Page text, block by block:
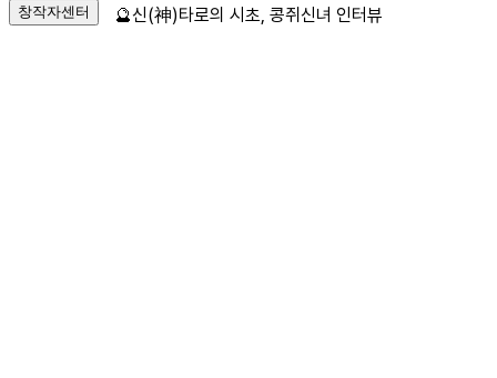
창작자센터 🔮신(神)타로의 시초, 콩쥐신녀 인터뷰